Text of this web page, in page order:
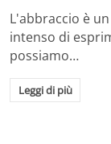
L'abbraccio è
intenso di
possiamo…
Leggi di più